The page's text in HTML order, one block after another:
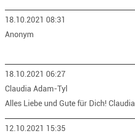
18.10.2021 08:31
Anonym
18.10.2021 06:27
Claudia Adam-Tyl
Alles Liebe und Gute für Dich! Claudia
12.10.2021 15:35